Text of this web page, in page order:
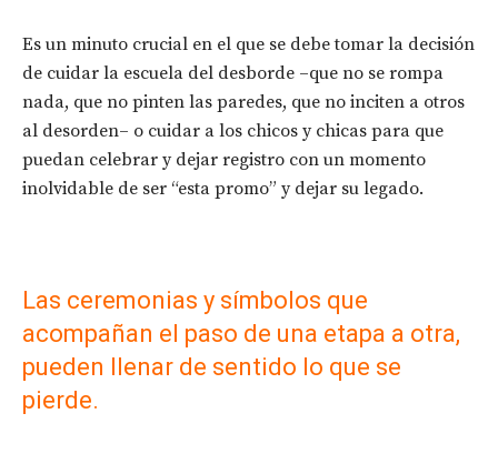
Es un minuto crucial en el que se debe tomar la decisión
de cuidar la escuela del desborde –que no se rompa
nada, que no pinten las paredes, que no inciten a otros
al desorden– o cuidar a los chicos y chicas para que
puedan celebrar y dejar registro con un momento
inolvidable de ser “esta promo” y dejar su legado.
Las ceremonias y símbolos que
acompañan el paso de una etapa a otra,
pueden llenar de sentido lo que se
pierde.